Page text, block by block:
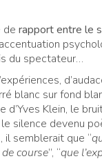
de rapport entre le
du spectateur…
blanc sur fond
d’Yves Klein, le
silence devenu
il semblerait que “
course”, “que